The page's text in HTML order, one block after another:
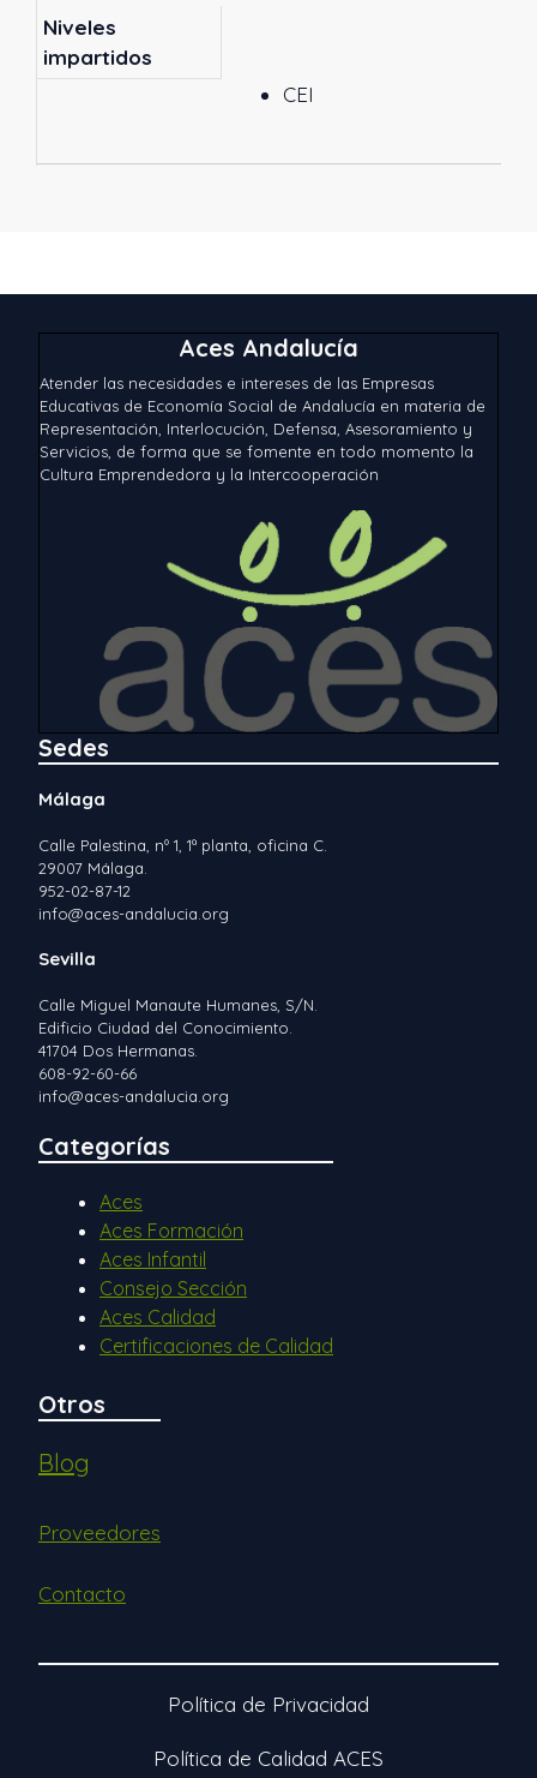
Niveles
impartidos
CEI
Aces Andalucía
Atender las necesidades e intereses de las Empresas
Educativas de Economía Social de Andalucía en materia de
Representación, Interlocución, Defensa, Asesoramiento y
Servicios, de forma que se fomente en todo momento la
Cultura Emprendedora y la Intercooperación
Sedes
Málaga
Calle Palestina, nº 1, 1ª planta, oficina C.
29007 Málaga.
952-02-87-12
info@aces-andalucia.org
Sevilla
Calle Miguel Manaute Humanes, S/N.
Edificio Ciudad del Conocimiento.
41704 Dos Hermanas.
608-92-60-66
info@aces-andalucia.org
Categorías
Aces
Aces Formación
Aces Infantil
Consejo Sección
Aces Calidad
Certificaciones de Calidad
Otros
Blog
Proveedores
Contacto
Política de Privacidad
Política de Calidad ACES